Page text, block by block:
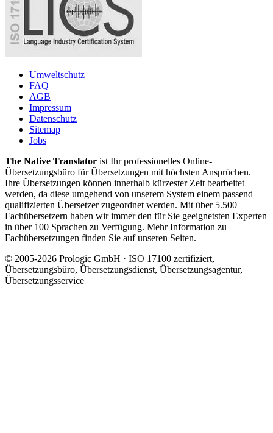
Umweltschutz
FAQ
AGB
Impressum
Datenschutz
Sitemap
Jobs
The Native Translator ist Ihr professionelles Online-
Übersetzungsbüro für Übersetzungen mit höchsten Ansprüchen.
Ihre Übersetzungen können innerhalb kürzester Zeit bearbeitet
werden, da diese umgehend von unserem System einem passend
qualifizierten Übersetzer zugeordnet werden. Mit über 5.500
Fachübersetzern haben wir immer den für Sie geeignetsten Experten
in über 100 Sprachen zu Verfügung. Mehr Information zu
Fachübersetzungen finden Sie auf unseren Seiten.
© 2005-2026 Prologic GmbH · ISO 17100 zertifiziert,
Übersetzungsbüro, Übersetzungsdienst, Übersetzungsagentur,
Übersetzungsservice